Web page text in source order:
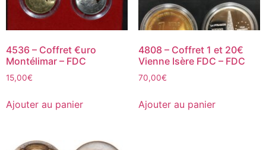
4536 – Coffret €uro
Montélimar – FDC
15,00€
Ajouter au panier
4808 – Coffret 1 et 20€
Vienne Isère FDC – FDC
70,00€
Ajouter au panier